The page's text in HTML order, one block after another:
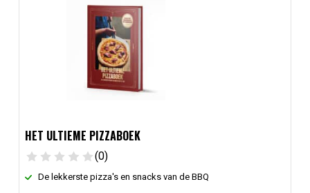
HET ULTIEME PIZZABOEK
(0)
De lekkerste pizza's en snacks van de BBQ